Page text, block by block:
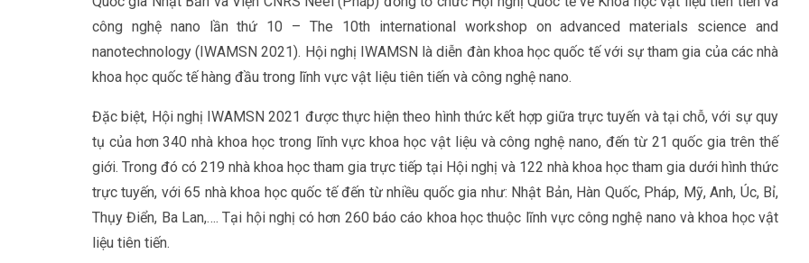
công nghệ nano lần thứ 10 – The 10th international workshop on advanced materials science and
nanotechnology (IWAMSN 2021). Hội nghị IWAMSN là diễn đàn khoa học quốc tế với sự tham gia của các nhà
khoa học quốc tế hàng đầu trong lĩnh vực vật liệu tiên tiến và công nghệ nano.
Đặc biệt, Hội nghị IWAMSN 2021 được thực hiện theo hình thức kết hợp giữa trực tuyến và tại chỗ, với sự quy
tụ của hơn 340 nhà khoa học trong lĩnh vực khoa học vật liệu và công nghệ nano, đến từ 21 quốc gia trên thế
giới. Trong đó có 219 nhà khoa học tham gia trực tiếp tại Hội nghị và 122 nhà khoa học tham gia dưới hình thức
trực tuyến, với 65 nhà khoa học quốc tế đến từ nhiều quốc gia như: Nhật Bản, Hàn Quốc, Pháp, Mỹ, Anh, Úc, Bỉ,
Thụy Điển, Ba Lan,…. Tại hội nghị có hơn 260 báo cáo khoa học thuộc lĩnh vực công nghệ nano và khoa học vật
liệu tiên tiến.